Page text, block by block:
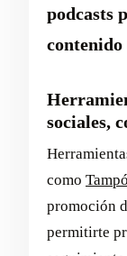
podcasts
contenido
sociales,
como
promoción
permitirte